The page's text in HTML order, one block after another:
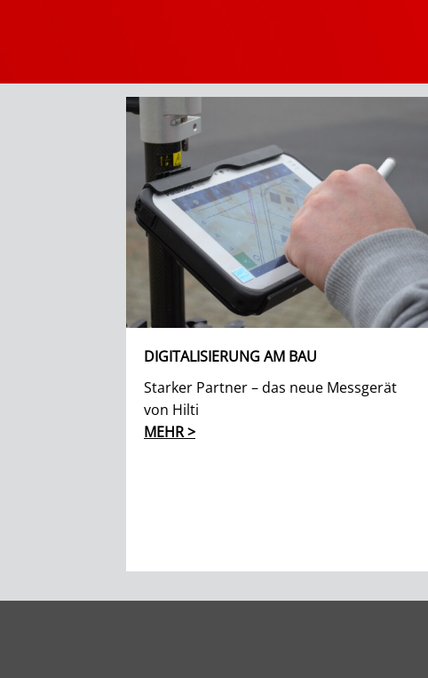
DIGITALISIERUNG AM BAU
Starker Partner – das neue Messgerät
von Hilti
MEHR >